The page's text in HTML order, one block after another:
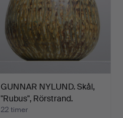
GUNNAR NYLUND. Skål,
"Rubus", Rörstrand.
22 timer